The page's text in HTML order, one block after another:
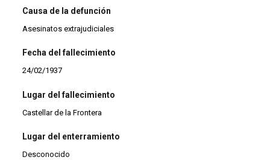
Causa de la defunción
Asesinatos extrajudiciales
Fecha del fallecimiento
24/02/1937
Lugar del fallecimiento
Castellar de la Frontera
Lugar del enterramiento
Desconocido